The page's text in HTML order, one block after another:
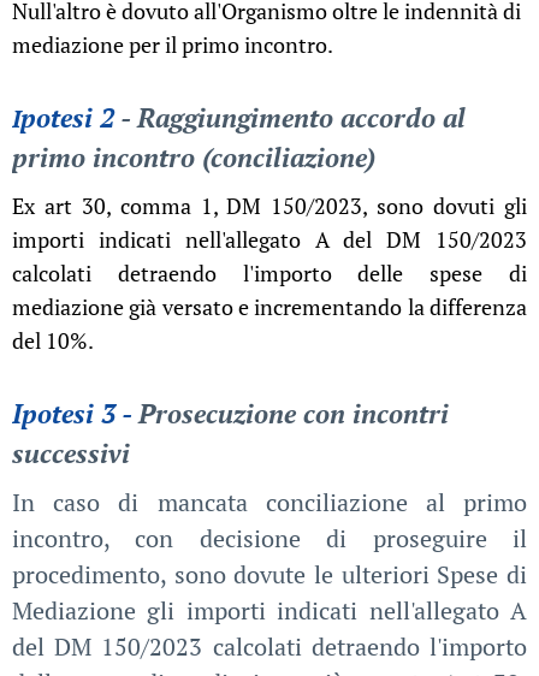
Null'altro è dovuto all'Organismo oltre le indennità di
mediazione per il primo incontro.
Ipotesi 2- Raggiungimento accordo al
primo incontro (conciliazione)
Ex art 30, comma 1, DM 150/2023, sono dovuti gli
importi indicati nell'allegato A del DM 150/2023
calcolati detraendo l'importo delle spese di
mediazione già versato e incrementando la differenza
del 10%.
Ipotesi 3 -Prosecuzione con incontri
successivi
In caso di mancata conciliazione al primo
incontro, con decisione di proseguire il
procedimento, sono dovute le ulteriori Spese di
Mediazione gli importi indicati nell'allegato A
del DM 150/2023 calcolati detraendo l'importo